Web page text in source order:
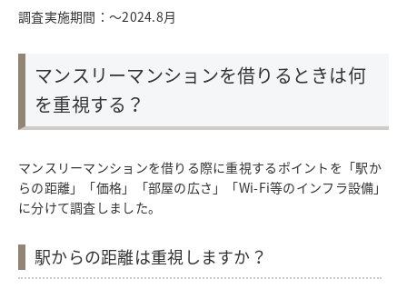
調査実施期間：～2024.8月
マンスリーマンションを借りるときは何
を重視する？
マンスリーマンションを借りる際に重視するポイントを「駅か
らの距離」「価格」「部屋の広さ」「Wi-Fi等のインフラ設備」
に分けて調査しました。
駅からの距離は重視しますか？